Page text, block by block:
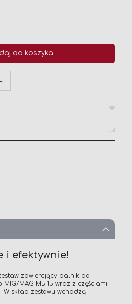
do koszyka
+
i efektywnie!
zawierający palnik do
MAG MB 15 wraz z częściami
W skład zestawu wchodzą